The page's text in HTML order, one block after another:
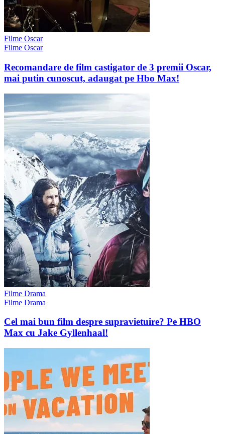
Filme Oscar
Filme Oscar
Recomandare de film castigator de 3 premii Oscar,
mai putin cunoscut, adaugat pe Hbo Max!
Filme Drama
Filme Drama
Cel mai bun film despre supravietuire? Pe HBO
Max cu Jake Gyllenhaal!